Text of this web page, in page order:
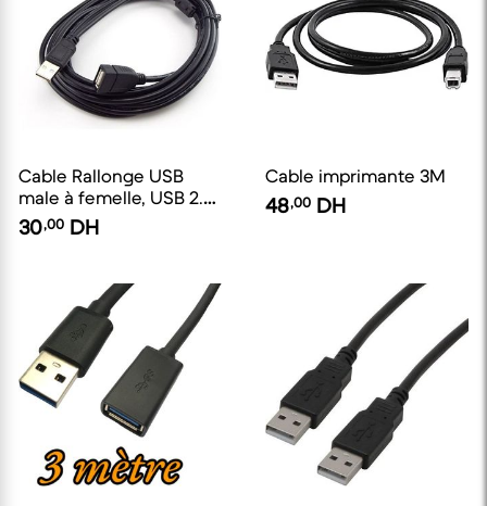
Cable Rallonge USB
male à femelle, USB 2.0
-1.5M
30,00 DH
Cable imprimante 3M
48,00 DH